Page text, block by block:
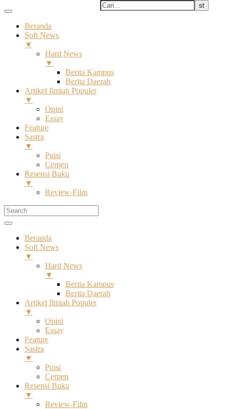
Beranda
Soft News
▼
Hard News
▼
Berita Kampus
Berita Daerah
Artikel Ilmiah Populer
▼
Opini
Essay
Feature
Sastra
▼
Puisi
Cerpen
Resensi Buku
▼
Review-Film
Beranda
Soft News
▼
Hard News
▼
Berita Kampus
Berita Daerah
Artikel Ilmiah Populer
▼
Opini
Essay
Feature
Sastra
▼
Puisi
Cerpen
Resensi Buku
▼
Review-Film